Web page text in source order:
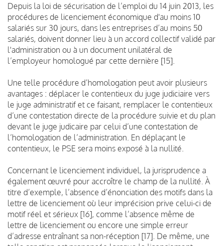
Depuis la loi de sécurisation de l’emploi du 14 juin 2013, les
procédures de licenciement économique d'au moins 10
salariés sur 30 jours, dans les entreprises d’au moins 50
salariés, doivent donner lieu à un accord collectif validé par
l'administration ou à un document unilatéral de
l’employeur homologué par cette dernière [15].
Une telle procédure d’homologation peut avoir plusieurs
avantages : déplacer le contentieux du juge judiciaire vers
le juge administratif et ce faisant, remplacer le contentieux
d’une contestation directe de la procédure suivie et du plan
devant le juge judicaire par celui d’une contestation de
l’homologation de l’administration. En déplaçant le
contentieux, le PSE sera moins exposé à la nullité.
Concernant le licenciement individuel, la jurisprudence a
également œuvré pour accroître le champ de la nullité. À
titre d’exemple, l’absence d’énonciation des motifs dans la
lettre de licenciement où leur imprécision prive celui-ci de
motif réel et sérieux [16], comme l’absence même de
lettre de licenciement ou encore une simple erreur
d’adresse entraînant sa non-réception [17]. De même, une